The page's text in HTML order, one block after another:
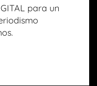
para un